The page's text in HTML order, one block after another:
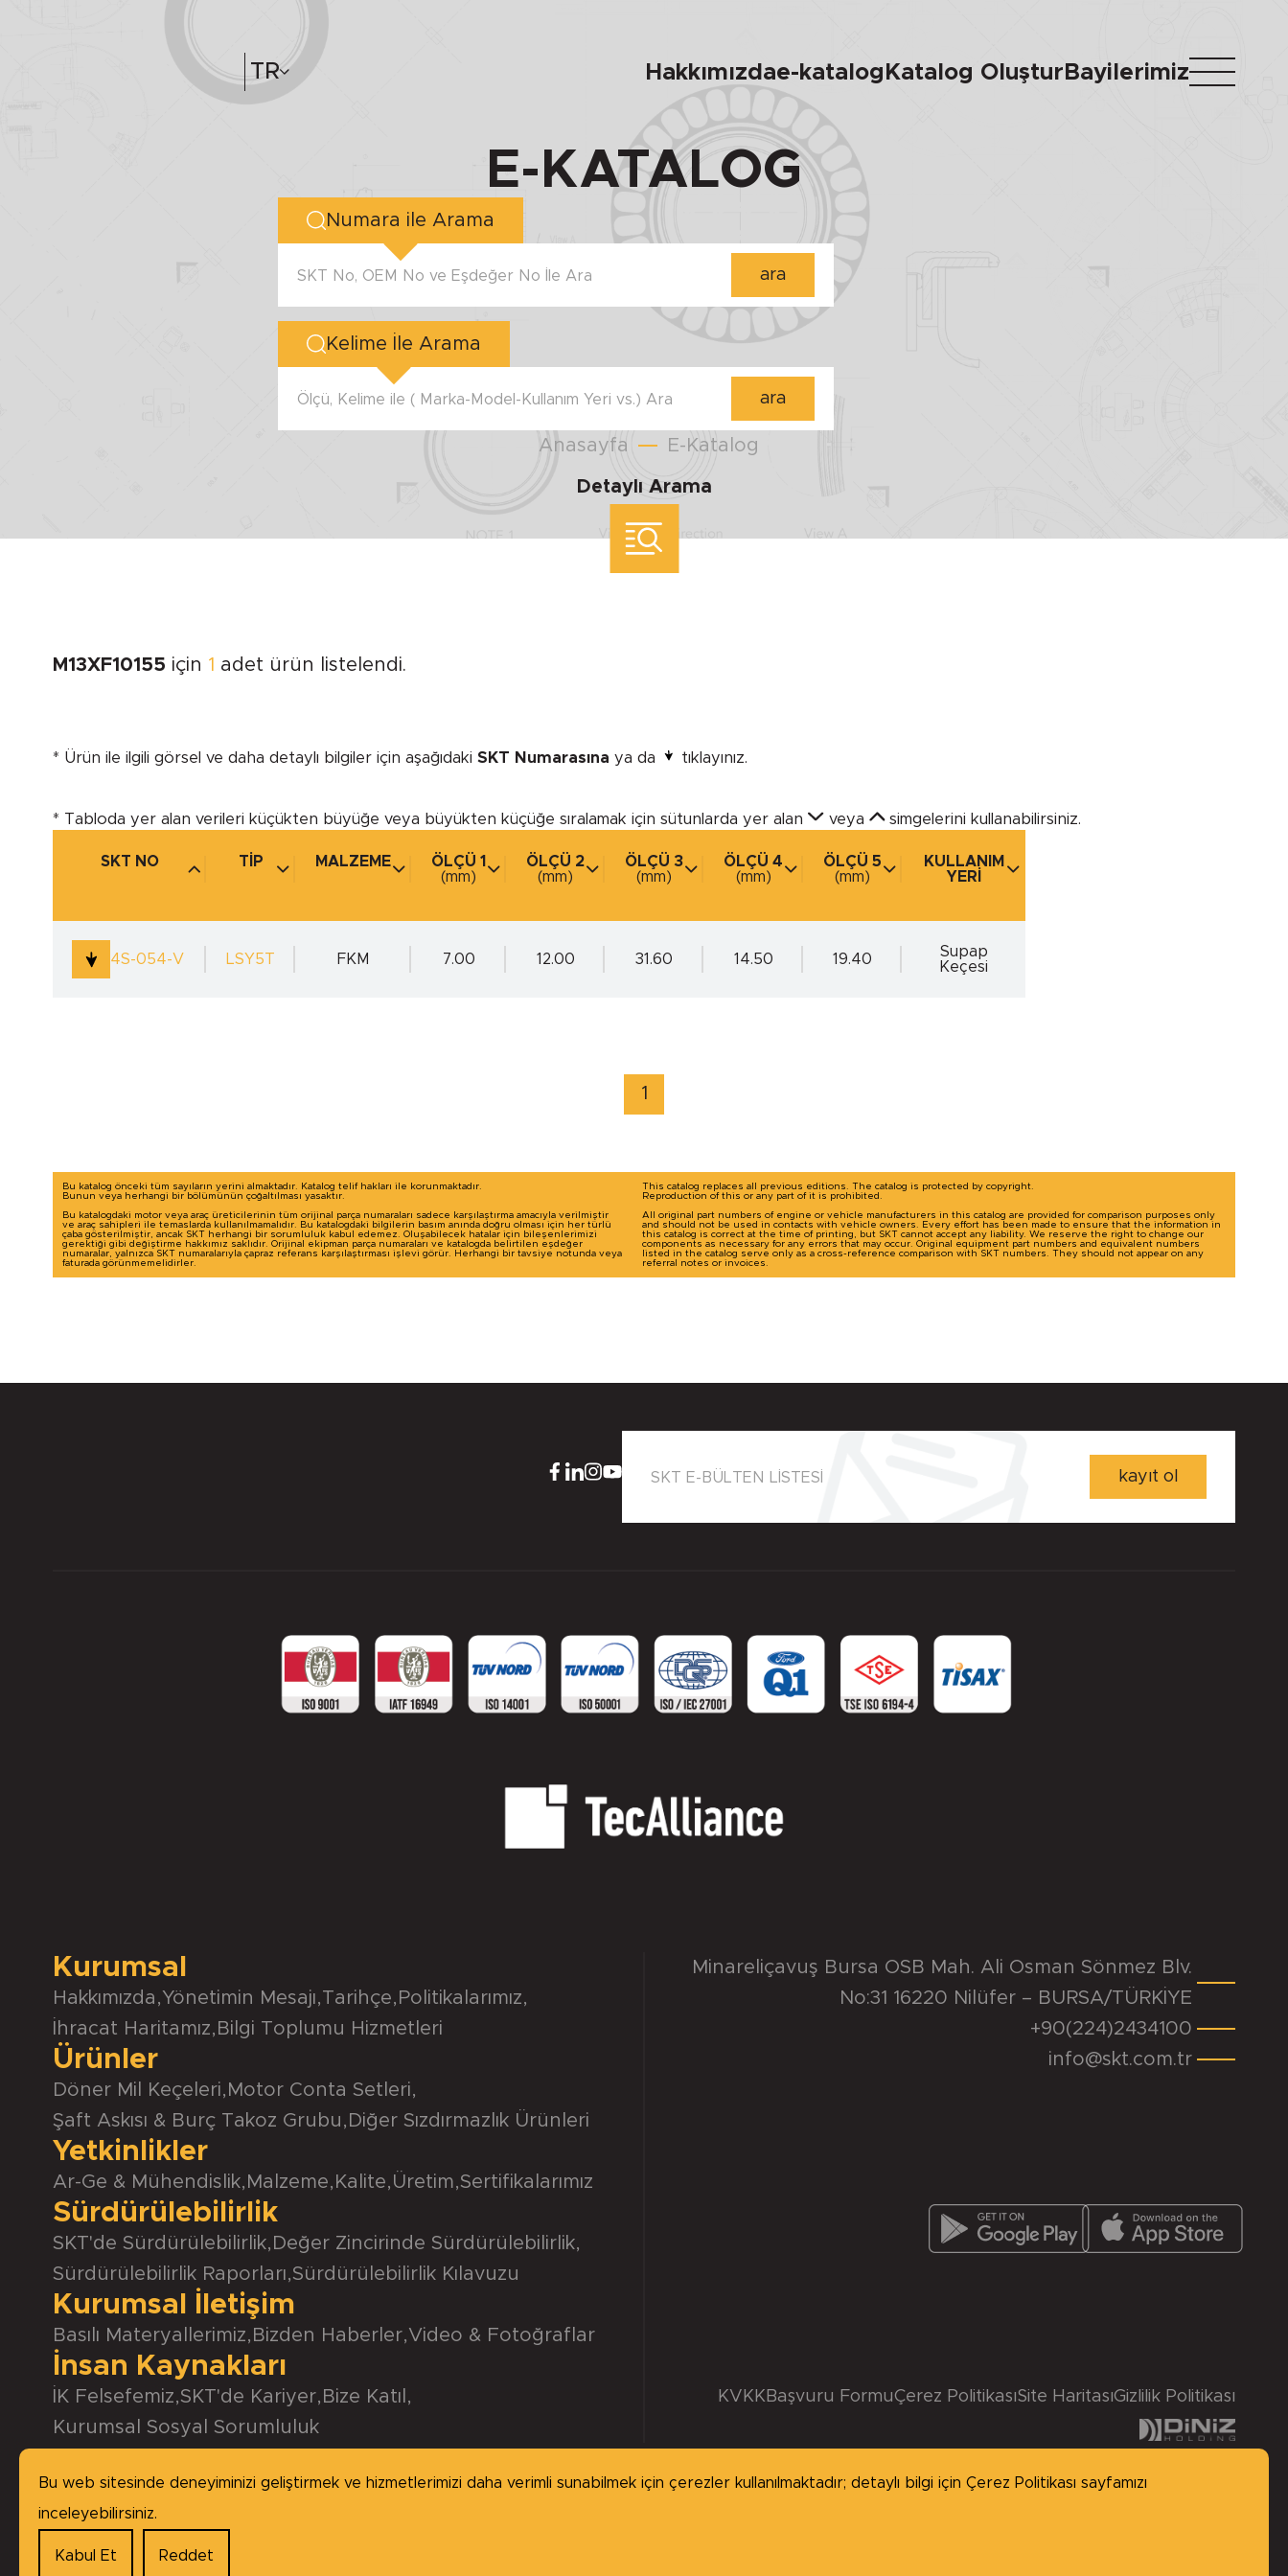
TR Hakkımızdae-katalog Katalog Oluştur Bayilerimiz
E-KATALOG
Numara ile Arama
SKT No, OEM No ve Eşdeğer No İle Ara ara
Kelime İle Arama
Ölçü, Kelime ile ( Marka-Model-Kullanım Yeri vs.) Ara ara
Anasayfa E-Katalog
Detaylı Arama
marka / model ile arama yap
M13XF10155 için 1 adet ürün listelendi.
* Ürün ile ilgili görsel ve daha detaylı bilgiler için aşağıdaki SKT Numarasına ya da tıklayınız.
* Tabloda yer alan verileri küçükten büyüğe veya büyükten küçüğe sıralamak için sütunlarda yer alan veya simgelerini kullanabilirsiniz.
SKT NO TİP MALZEME
ÖLÇÜ 1
(mm)
ÖLÇÜ 2
(mm)
ÖLÇÜ 3
(mm)
ÖLÇÜ 4
(mm)
ÖLÇÜ 5
(mm)
KULLANIM
YERİ
4S-054-V
LSY5T FKM 7.00 12.00 31.60 14.50 19.40
Supap
Keçesi
1
Bu katalog önceki tüm sayıların yerini almaktadır. Katalog telif hakları ile korunmaktadır.
Bunun veya herhangi bir bölümünün çoğaltılması yasaktır.
Bu katalogdaki motor veya araç üreticilerinin tüm orijinal parça numaraları sadece karşılaştırma amacıyla verilmiştir
ve araç sahipleri ile temaslarda kullanılmamalıdır. Bu katalogdaki bilgilerin basım anında doğru olması için her türlü
çaba gösterilmiştir, ancak SKT herhangi bir sorumluluk kabul edemez. Oluşabilecek hatalar için bileşenlerimizi
gerektiği gibi değiştirme hakkımız saklıdır. Orijinal ekipman parça numaraları ve katalogda belirtilen eşdeğer
numaralar, yalnızca SKT numaralarıyla çapraz referans karşılaştırması işlevi görür. Herhangi bir tavsiye notunda veya
faturada görünmemelidirler.
This catalog replaces all previous editions. The catalog is protected by copyright.
Reproduction of this or any part of it is prohibited.
All original part numbers of engine or vehicle manufacturers in this catalog are provided for comparison purposes only
and should not be used in contacts with vehicle owners. Every effort has been made to ensure that the information in
this catalog is correct at the time of printing, but SKT cannot accept any liability. We reserve the right to change our
components as necessary for any errors that may occur. Original equipment part numbers and equivalent numbers
listed in the catalog serve only as a cross-reference comparison with SKT numbers. They should not appear on any
referral notes or invoices.
SKT E-BÜLTEN LİSTESİ kayıt ol
Kurumsal
Hakkımızda ,Yönetimin Mesajı,Tarihçe, Politikalarımız,
İhracat Haritamız, Bilgi Toplumu Hizmetleri
Ürünler
Döner Mil Keçeleri, Motor Conta Setleri,
Şaft Askısı & Burç Takoz Grubu , Diğer Sızdırmazlık Ürünleri
Yetkinlikler
Ar-Ge & Mühendislik, Malzeme, Kalite, Üretim,Sertifikalarımız
Sürdürülebilirlik
SKT'de Sürdürülebilirlik, Değer Zincirinde Sürdürülebilirlik,
Sürdürülebilirlik Raporları,Sürdürülebilirlik Kılavuzu
Kurumsal İletişim
Basılı Materyallerimiz, Bizden Haberler,Video & Fotoğraflar
İnsan Kaynakları
İK Felsefemiz,SKT'de Kariyer, Bize Katıl ,
Kurumsal Sosyal Sorumluluk
Minareliçavuş Bursa OSB Mah. Ali Osman Sönmez Blv.
No:31 16220 Nilüfer – BURSA/TÜRKİYE
+90(224)2434100
info@skt.com.tr
KVKK Başvuru FormuÇerez PolitikasıSite HaritasıGizlilik Politikası
Copyright © 2026 SKT Yağ Keçeleri, tüm hakları saklıdır.
Bu web sitesinde deneyiminizi geliştirmek ve hizmetlerimizi daha verimli sunabilmek için çerezler kullanılmaktadır; detaylı bilgi için Çerez Politikası sayfamızı
inceleyebilirsiniz.
Kabul Et Reddet